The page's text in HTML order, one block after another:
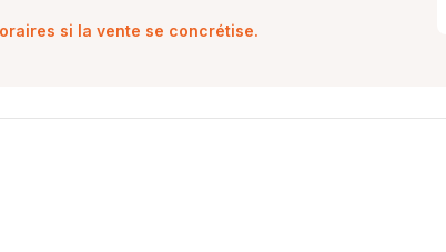
si la vente se concrétise.